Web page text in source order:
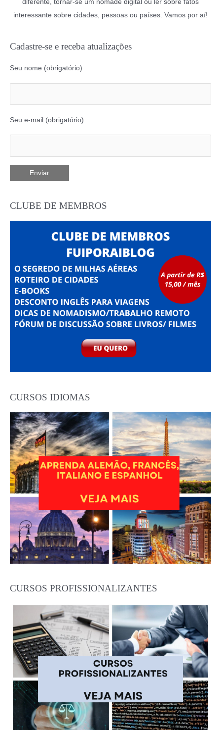
diferente, tornar-se um nômade digital ou ler sobre fatos
interessante sobre cidades, pessoas ou países. Vamos por aí!
Cadastre-se e receba atualizações
Seu nome (obrigatório)
Seu e-mail (obrigatório)
CLUBE DE MEMBROS
CURSOS IDIOMAS
CURSOS PROFISSIONALIZANTES